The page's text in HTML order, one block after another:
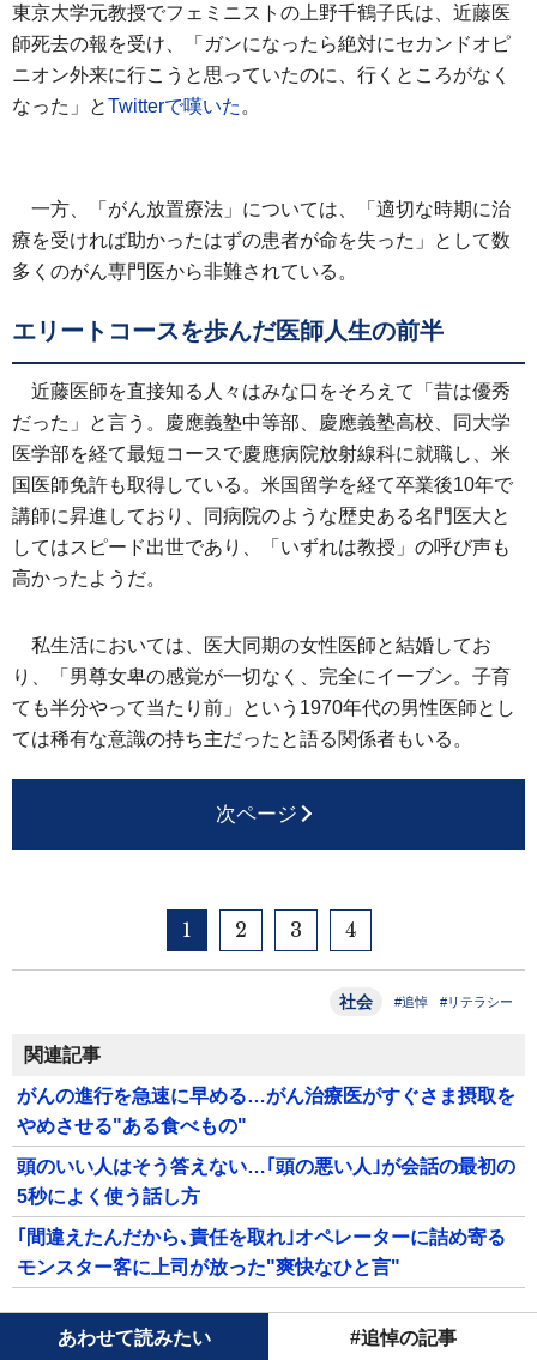
東京大学元教授でフェミニストの上野千鶴子氏は、近藤医
師死去の報を受け、「ガンになったら絶対にセカンドオピ
ニオン外来に行こうと思っていたのに、行くところがなく
なった」とTwitterで嘆いた 。
一方、「がん放置療法」については、「適切な時期に治
療を受ければ助かったはずの患者が命を失った」として数
多くのがん専門医から非難されている。
エリートコースを歩んだ医師人生の前半
近藤医師を直接知る人々はみな口をそろえて「昔は優秀
だった」と言う。慶應義塾中等部、慶應義塾高校、同大学
医学部を経て最短コースで慶應病院放射線科に就職し、米
国医師免許も取得している。米国留学を経て卒業後10年で
講師に昇進しており、同病院のような歴史ある名門医大と
してはスピード出世であり、「いずれは教授」の呼び声も
高かったようだ。
私生活においては、医大同期の女性医師と結婚してお
り、「男尊女卑の感覚が一切なく、完全にイーブン。子育
ても半分やって当たり前」という1970年代の男性医師とし
ては稀有な意識の持ち主だったと語る関係者もいる。
次ページ
1 2 3 4
社会 #追悼 #リテラシー
関連記事
がんの進行を急速に早める…がん治療医がすぐさま摂取を
やめさせる"ある食べもの"
頭のいい人はそう答えない…｢頭の悪い人｣が会話の最初の
5秒によく使う話し方
｢間違えたんだから､責任を取れ｣オペレーターに詰め寄る
モンスター客に上司が放った"爽快なひと言"
あわせて読みたい #追悼の記事